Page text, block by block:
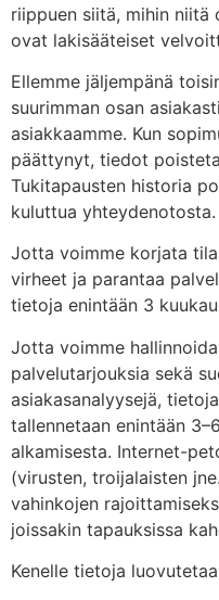
riippuen siitä, mihin
ovat lakisääteiset
Ellemme jäljempänä
suurimman osan
asiakkaamme. Kun
päättynyt, tiedot
Tukitapausten historia
kuluttua yhteydenotosta.
Jotta voimme korjata
virheet ja parantaa
tietoja enintään 3
Jotta voimme
palvelutarjouksia sekä
asiakasanalyysejä,
tallennetaan enintään
alkamisesta. Internet-
(virusten, troijalaisten
vahinkojen
joissakin tapauksissa
Kenelle tietoja